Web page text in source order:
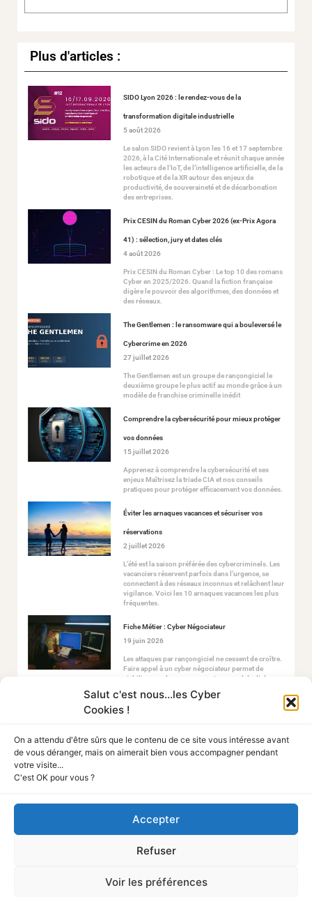
Salut c'est nous...les Cyber
Cookies !
On a attendu d'être sûrs que le contenu de ce site vous intéresse avant
de vous déranger, mais on aimerait bien vous accompagner pendant
votre visite...
C'est OK pour vous ?
Accepter
Refuser
Voir les préférences
Plus d'articles :
SIDO Lyon 2026 : le rendez-vous de la
transformation digitale industrielle
5 août 2026
Le salon SIDO revient à Lyon les 16 et 17 septembre
2026, à la Cité Internationale et réunit chaque année
les acteurs de l’IoT, de l’intelligence artificielle, de la
robotique et de la XR autour des enjeux de
productivité, de souveraineté et de décarbonation
des entreprises.
Prix CESIN du Roman Cyber 2026 (ex-Prix Agora
41) : sélection, jury et dates clés
4 août 2026
Prix CESIN du Roman Cyber : Le top 10 des romans
Cyber en 2025/2026. Quand la fiction française
digère le pouvoir des algorithmes, des données et
des réseaux.
The Gentlemen : le ransomware qui a bouleversé le
Cybercrime en 2026
27 juillet 2026
The Gentlemen est un groupe de rançongiciel le
deuxième groupe le plus actif au monde grâce à un
modèle de franchise criminelle inédit
Comprendre la cybersécurité pour mieux protéger
vos données
15 juillet 2026
Apprenez à comprendre la cybersécurité et ses
enjeux Maîtrisez la triade CIA et nos conseils
pratiques pour protéger efficacement vos données.
Éviter les arnaques vacances et sécuriser vos
réservations
2 juillet 2026
L’été est la saison préférée des cybercriminels. Les
vacanciers réservent parfois dans l’urgence, se
connectent à des réseaux inconnus et relâchent leur
vigilance. Voici les 10 arnaques vacances les plus
fréquentes.
Fiche Métier : Cyber Négociateur
19 juin 2026
Les attaques par rançongiciel ne cessent de croître.
Faire appel à un cyber négociateur permet de
stabiliser ce chaos en ouvrant un canal de dialogue
Tout Sur La Cyber